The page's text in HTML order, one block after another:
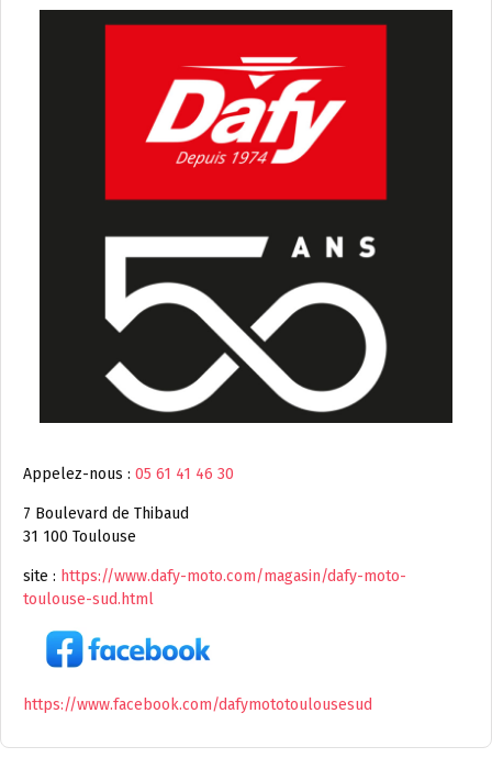
Appelez-nous : 05 61 41 46 30
7 Boulevard de Thibaud
31 100 Toulouse
site : https://www.dafy-moto.com/magasin/dafy-moto-
toulouse-sud.html
https://www.facebook.com/dafymototoulousesud